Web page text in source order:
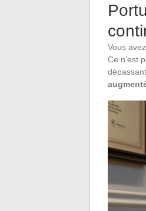
Vous
Ce n’est